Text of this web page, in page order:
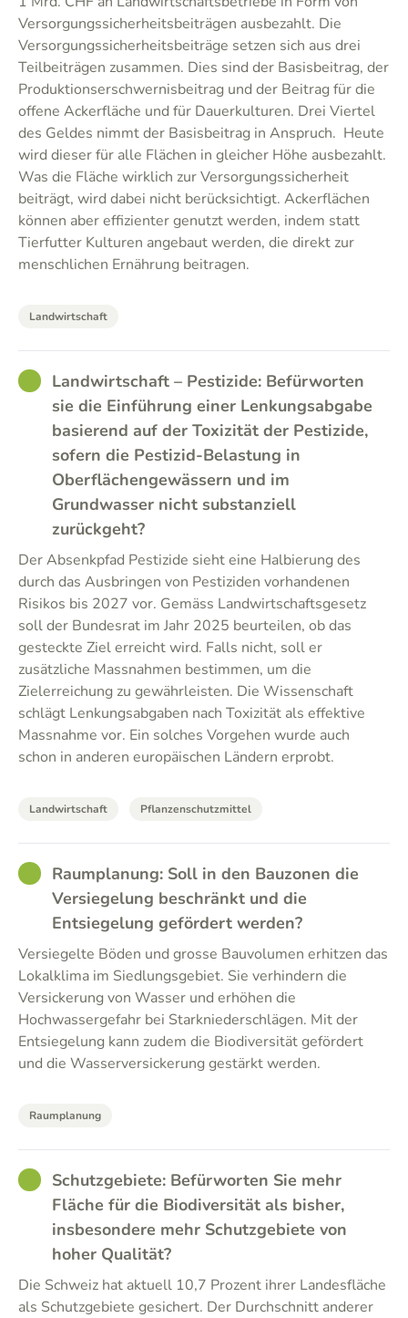
Versorgungssicherheitsbeiträgen ausbezahlt. Die
Versorgungssicherheitsbeiträge setzen sich aus drei
Teilbeiträgen zusammen. Dies sind der Basisbeitrag, der
Produktionserschwernisbeitrag und der Beitrag für die
offene Ackerfläche und für Dauerkulturen. Drei Viertel
des Geldes nimmt der Basisbeitrag in Anspruch. Heute
wird dieser für alle Flächen in gleicher Höhe ausbezahlt.
Was die Fläche wirklich zur Versorgungssicherheit
beiträgt, wird dabei nicht berücksichtigt. Ackerflächen
können aber effizienter genutzt werden, indem statt
Tierfutter Kulturen angebaut werden, die direkt zur
menschlichen Ernährung beitragen.
Landwirtschaft
GOODLandwirtschaft – Pestizide: Befürworten
sie die Einführung einer Lenkungsabgabe
basierend auf der Toxizität der Pestizide,
sofern die Pestizid-Belastung in
Oberflächengewässern und im
Grundwasser nicht substanziell
zurückgeht?
Der Absenkpfad Pestizide sieht eine Halbierung des
durch das Ausbringen von Pestiziden vorhandenen
Risikos bis 2027 vor. Gemäss Landwirtschaftsgesetz
soll der Bundesrat im Jahr 2025 beurteilen, ob das
gesteckte Ziel erreicht wird. Falls nicht, soll er
zusätzliche Massnahmen bestimmen, um die
Zielerreichung zu gewährleisten. Die Wissenschaft
schlägt Lenkungsabgaben nach Toxizität als effektive
Massnahme vor. Ein solches Vorgehen wurde auch
schon in anderen europäischen Ländern erprobt.
Landwirtschaft Pflanzenschutzmittel
GOODRaumplanung: Soll in den Bauzonen die
Versiegelung beschränkt und die
Entsiegelung gefördert werden?
Versiegelte Böden und grosse Bauvolumen erhitzen das
Lokalklima im Siedlungsgebiet. Sie verhindern die
Versickerung von Wasser und erhöhen die
Hochwassergefahr bei Starkniederschlägen. Mit der
Entsiegelung kann zudem die Biodiversität gefördert
und die Wasserversickerung gestärkt werden.
Raumplanung
GOODSchutzgebiete: Befürworten Sie mehr
Fläche für die Biodiversität als bisher,
insbesondere mehr Schutzgebiete von
hoher Qualität?
Die Schweiz hat aktuell 10,7 Prozent ihrer Landesfläche
als Schutzgebiete gesichert. Der Durchschnitt anderer